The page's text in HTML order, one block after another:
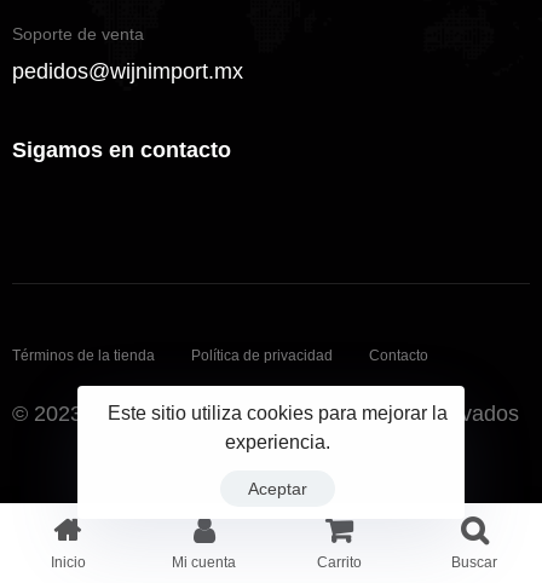
Soporte de venta
pedidos@wijnimport.mx
Sigamos en contacto
Términos de la tienda Política de privacidad Contacto
© 2023 Pide tu Vino. Todos los derechos reservados
Inicio Mi cuenta Carrito Buscar
Este sitio utiliza cookies para mejorar la
experiencia.
Aceptar